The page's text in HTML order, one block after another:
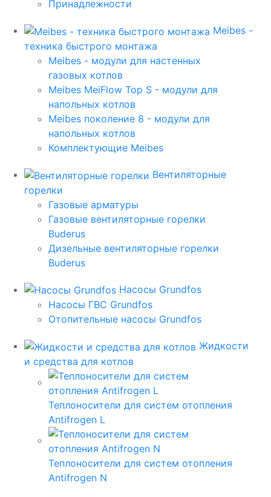
Принадлежности
Meibes -
техника быстрого монтажа
Meibes - модули для настенных
газовых котлов
Meibes MeiFlow Top S - модули для
напольных котлов
Meibes поколение 8 - модули для
напольных котлов
Комплектующие Meibes
Вентиляторные
горелки
Газовые арматуры
Газовые вентиляторные горелки
Buderus
Дизельные вентиляторные горелки
Buderus
Насосы Grundfos
Насосы ГВС Grundfos
Отопительные насосы Grundfos
Жидкости
и средства для котлов
Теплоносители для систем отопления
Antifrogen L
Теплоносители для систем отопления
Antifrogen N